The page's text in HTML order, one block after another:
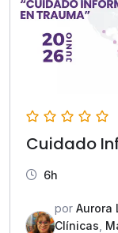
Cuidado
6h
por Aurora
Clínicas